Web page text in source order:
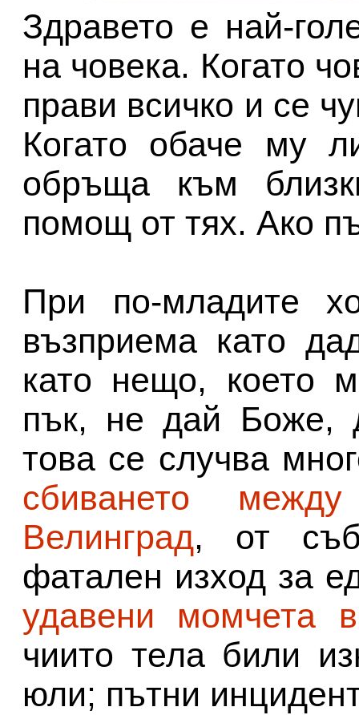
Здравето е най-
на човека. Когато
прави всичко и се
Когато обаче му
обръща към
помощ от тях. Ако
При по-младите
възприема като
като нещо, което
пък, не дай Боже,
това се случва
сбиването
Велинград, от
фатален изход за
удавени момчета
чиито тела били
юли; пътни